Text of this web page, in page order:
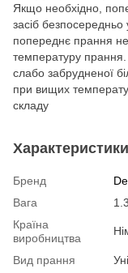
Якщо необхідно,
засіб безпосередньо
попереднє прання
температуру
слабо забрудненої
при вищих
складу
Характеристики
Бренд
Вага
Країна
виробництва
Вид прання